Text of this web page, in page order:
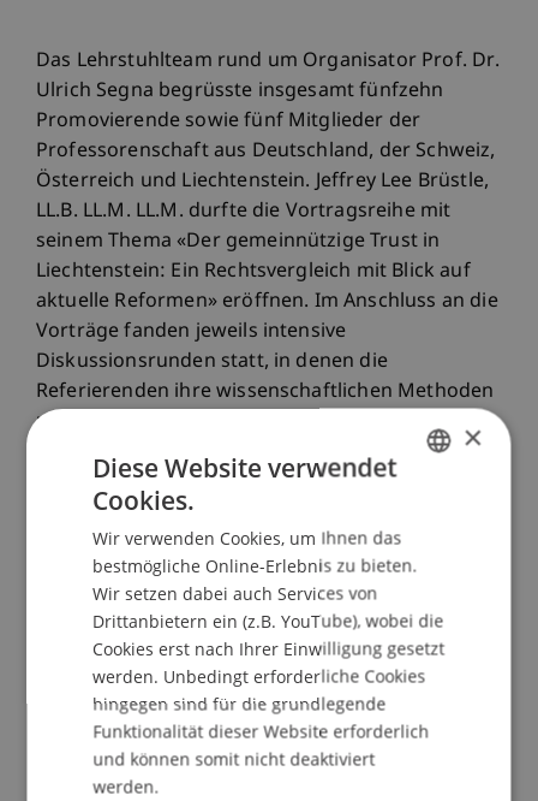
Das Lehrstuhlteam rund um Organisator Prof. Dr.
Ulrich Segna begrüsste insgesamt fünfzehn
Promovierende sowie fünf Mitglieder der
Professorenschaft aus Deutschland, der Schweiz,
Österreich und Liechtenstein. Jeffrey Lee Brüstle,
LL.B. LL.M. LL.M. durfte die Vortragsreihe mit
seinem Thema «Der gemeinnützige Trust in
Liechtenstein: Ein Rechtsvergleich mit Blick auf
aktuelle Reformen» eröffnen. Im Anschluss an die
Vorträge fanden jeweils intensive
Diskussionsrunden statt, in denen die
Referierenden ihre wissenschaftlichen Methoden
und Ergebnisse verteidigten. Gleichzeitig
erhielten sie aus dem Publikum wertvolle
Anregungen für ihre weitere Forschung.
«Doktorandenseminare schaffen einen
geschützten Raum für wissenschaftlichen
Austausch und universitätsübergreifende
Vernetzung. Promovierenden wird die
einzigartige Möglichkeit geboten, ihre erzielten
Forschungsergebnisse im akademischen Rahmen
vorzustellen und rechtliche Fragestellungen
anschliessend gemeinsam im Plenum zu
×
Diese Website verwendet
Cookies.
Wir verwenden Cookies, um Ihnen das
bestmögliche Online-Erlebnis zu bieten.
Wir setzen dabei auch Services von
Drittanbietern ein (z.B. YouTube), wobei die
Cookies erst nach Ihrer Einwilligung gesetzt
werden. Unbedingt erforderliche Cookies
hingegen sind für die grundlegende
Funktionalität dieser Website erforderlich
und können somit nicht deaktiviert
werden.